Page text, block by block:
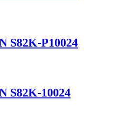
S82K-P10024
S82K-10024